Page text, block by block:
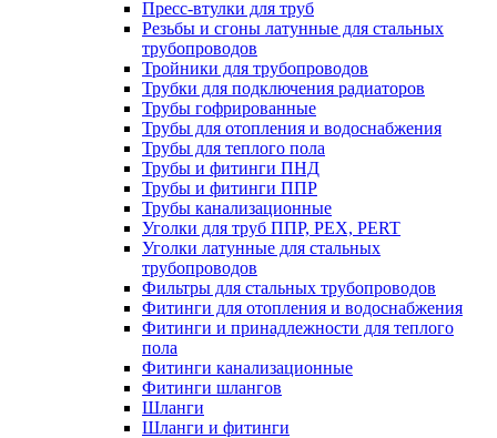
Пресс-втулки для труб
Резьбы и сгоны латунные для стальных
трубопроводов
Тройники для трубопроводов
Трубки для подключения радиаторов
Трубы гофрированные
Трубы для отопления и водоснабжения
Трубы для теплого пола
Трубы и фитинги ПНД
Трубы и фитинги ППР
Трубы канализационные
Уголки для труб ППР, PEX, PERT
Уголки латунные для стальных
трубопроводов
Фильтры для стальных трубопроводов
Фитинги для отопления и водоснабжения
Фитинги и принадлежности для теплого
пола
Фитинги канализационные
Фитинги шлангов
Шланги
Шланги и фитинги